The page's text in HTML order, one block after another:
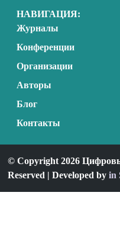
НАВИГАЦИЯ:
Журналы
Конференции
Организации
Авторы
Блог
Контакты
© Copyright 2026
Reserved | Developed by in